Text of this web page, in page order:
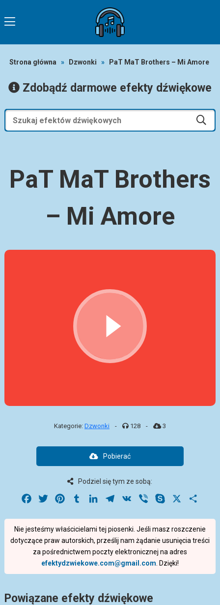
Strona główna » Dzwonki » PaT MaT Brothers – Mi Amore
Zdobądź darmowe efekty dźwiękowe
PaT MaT Brothers
– Mi Amore
Kategorie: Dzwonki - 128 - 3
Pobierać
Podziel się tym ze sobą:
Facebook
Twitter PinterestTumblrLinkedInTelegram
VK Viber Skype
Nie jesteśmy właścicielami tej piosenki. Jeśli masz roszczenie
dotyczące praw autorskich, prześlij nam żądanie usunięcia treści
za pośrednictwem poczty elektronicznej na adres
efektydzwiekowe.com@gmail.com . Dzięki!
Powiązane efekty dźwiękowe